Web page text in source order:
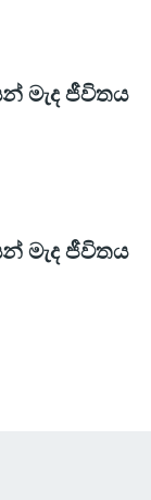
මැද ජීවිතය
මැද ජීවිතය